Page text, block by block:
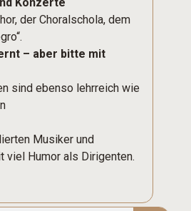
der Choralschola, dem
– aber bitte mit
sind ebenso lehrreich wie
Musiker und
viel Humor als Dirigenten.